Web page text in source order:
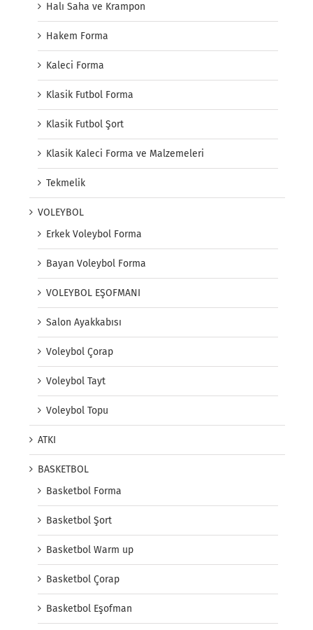
Halı Saha ve Krampon
Hakem Forma
Kaleci Forma
Klasik Futbol Forma
Klasik Futbol Şort
Klasik Kaleci Forma ve Malzemeleri
Tekmelik
VOLEYBOL
Erkek Voleybol Forma
Bayan Voleybol Forma
VOLEYBOL EŞOFMANI
Salon Ayakkabısı
Voleybol Çorap
Voleybol Tayt
Voleybol Topu
ATKI
BASKETBOL
Basketbol Forma
Basketbol Şort
Basketbol Warm up
Basketbol Çorap
Basketbol Eşofman